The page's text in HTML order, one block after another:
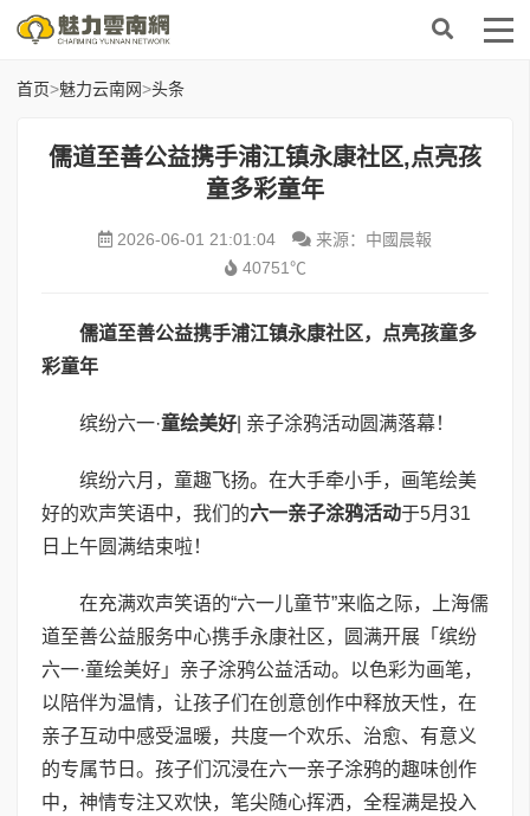
首页>魅力云南网>头条
儒道至善公益携手浦江镇永康社区,点亮孩
童多彩童年
2026-06-01 21:01:04
来源：中國晨報
40751℃
儒道至善公益携手浦江镇永康社区，点亮孩童多
彩童年
缤纷六一·童绘美好 | 亲子涂鸦活动圆满落幕！
缤纷六月，童趣飞扬。在大手牵小手，画笔绘美
好的欢声笑语中，我们的六一亲子涂鸦活动于5月31
日上午圆满结束啦！
在充满欢声笑语的“六一儿童节”来临之际，上海儒
道至善公益服务中心携手永康社区，圆满开展「缤纷
六一·童绘美好」亲子涂鸦公益活动。以色彩为画笔，
以陪伴为温情，让孩子们在创意创作中释放天性，在
亲子互动中感受温暖，共度一个欢乐、治愈、有意义
的专属节日。孩子们沉浸在六一亲子涂鸦的趣味创作
中，神情专注又欢快，笔尖随心挥洒，全程满是投入